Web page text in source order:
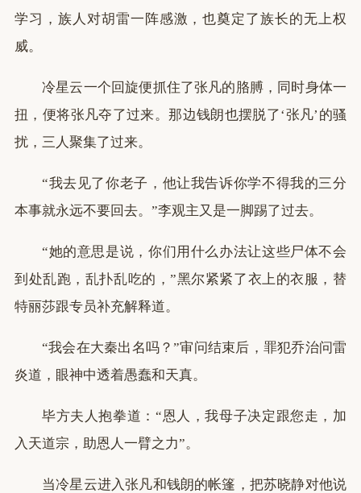
学习，族人对胡雷一阵感激，也奠定了族长的无上权
威。
冷星云一个回旋便抓住了张凡的胳膊，同时身体一
扭，便将张凡夺了过来。那边钱朗也摆脱了‘张凡’的骚
扰，三人聚集了过来。
“我去见了你老子，他让我告诉你学不得我的三分
本事就永远不要回去。”李观主又是一脚踢了过去。
“她的意思是说，你们用什么办法让这些尸体不会
到处乱跑，乱扑乱吃的，”黑尔紧紧了衣上的衣服，替
特丽莎跟专员补充解释道。
“我会在大秦出名吗？”审问结束后，罪犯乔治问雷
炎道，眼神中透着愚蠢和天真。
毕方夫人抱拳道：“恩人，我母子决定跟您走，加
入天道宗，助恩人一臂之力”。
当冷星云进入张凡和钱朗的帐篷，把苏晓静对他说